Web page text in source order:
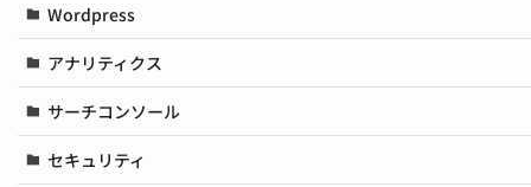
Wordpress
アナリティクス
サーチコンソール
セキュリティ